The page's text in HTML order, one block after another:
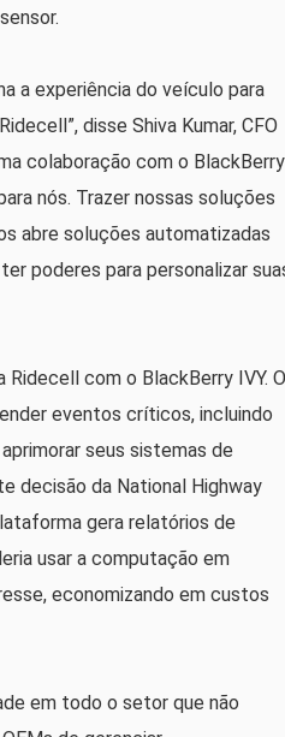
a experiência do veículo para
disse Shiva Kumar, CFO
colaboração com o BlackBerry
nós. Trazer nossas soluções
abre soluções automatizadas
poderes para personalizar
com o BlackBerry IVY. O
eventos críticos, incluindo
seus sistemas de
decisão da National Highway
gera relatórios de
usar a computação em
economizando em custos
em todo o setor que não